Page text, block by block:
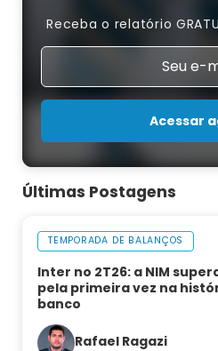
Receba o relatório
Acessar
Últimas Postagens
TEMPORADA DE BALANÇOS
Inter no 2T26: a NIM
pela primeira vez na
banco
Rafael Ragazi